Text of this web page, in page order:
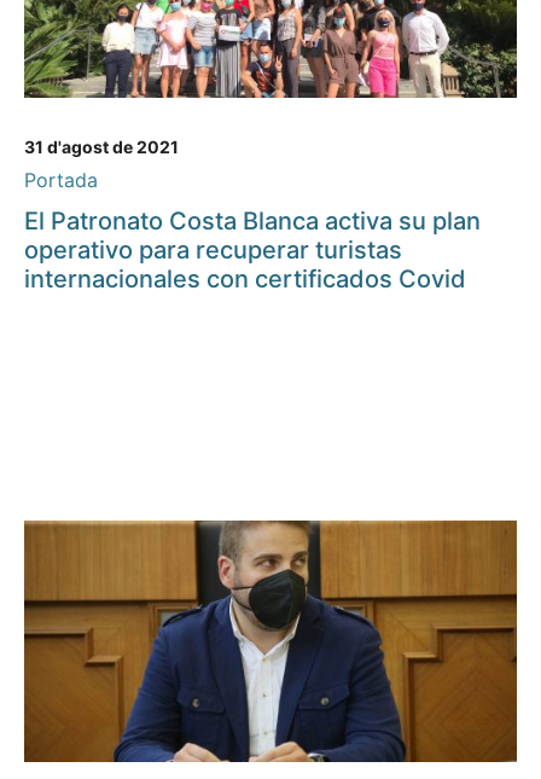
31 d'agost de 2021
Portada
El Patronato Costa Blanca activa su plan
operativo para recuperar turistas
internacionales con certificados Covid